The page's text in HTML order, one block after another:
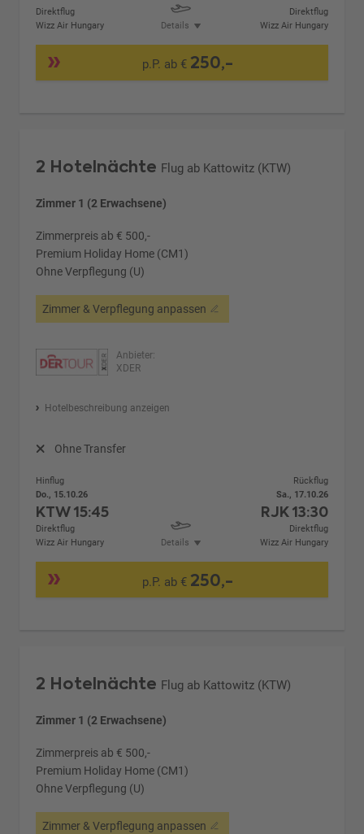
Direktflug
Wizz Air Hungary
Details
Direktflug
Wizz Air Hungary
p.P. ab € 250,-
2 Hotelnächte Flug ab Kattowitz (KTW)
Zimmer 1 (2 Erwachsene)
Zimmerpreis ab € 500,-
Premium Holiday Home (CM1)
Ohne Verpflegung (U)
Zimmer & Verpflegung anpassen
Anbieter:
XDER
Hotelbeschreibung anzeigen
Ohne Transfer
Hinflug
Do., 15.10.26
KTW15:45
Direktflug
Wizz Air Hungary
Details
Rückflug
Sa., 17.10.26
RJK13:30
Direktflug
Wizz Air Hungary
p.P. ab € 250,-
2 Hotelnächte Flug ab Kattowitz (KTW)
Zimmer 1 (2 Erwachsene)
Zimmerpreis ab € 500,-
Premium Holiday Home (CM1)
Ohne Verpflegung (U)
Zimmer & Verpflegung anpassen